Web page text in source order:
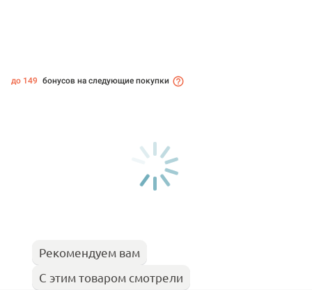
до 149 бонусов на следующие покупки
Рекомендуем вам
С этим товаром смотрели